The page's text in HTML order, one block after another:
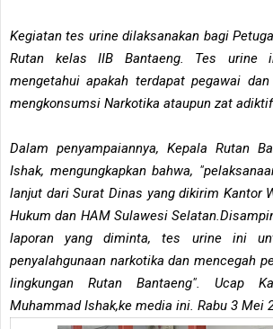
Kegiatan tes urine dilaksanakan bagi
Rutan kelas IIB Bantaeng. Tes urine
mengetahui apakah terdapat pegawai
mengkonsumsi Narkotika ataupun zat
Dalam penyampaiannya, Kepala Rutan
Ishak, mengungkapkan bahwa,
lanjut dari Surat Dinas yang dikirim Kantor
Hukum dan HAM Sulawesi
laporan yang diminta, tes urine ini
penyalahgunaan narkotika dan mencegah
lingkungan Rutan Bantaeng". Ucap
Muhammad Ishak,ke media ini. Rabu 3 Mei